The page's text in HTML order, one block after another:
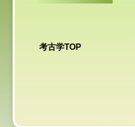
考古学TOP